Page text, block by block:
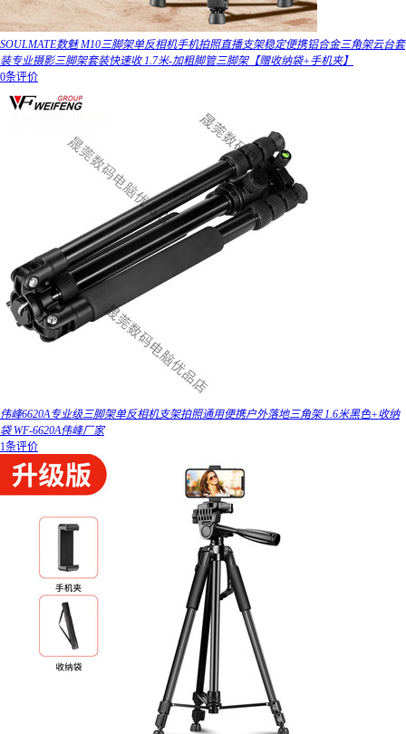
SOULMATE数魅 M10三脚架单反相机手机拍照直播支架稳定便携铝合金三角架云台套
装专业摄影三脚架套装快速收 1.7米-加粗脚管三脚架【赠收纳袋+手机夹】
0条评价
伟峰6620A专业级三脚架单反相机支架拍照通用便携户外落地三角架 1.6米黑色+收纳
袋 WF-6620A伟峰厂家
1条评价